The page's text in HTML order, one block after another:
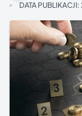
DATA PUBLIKACJI: